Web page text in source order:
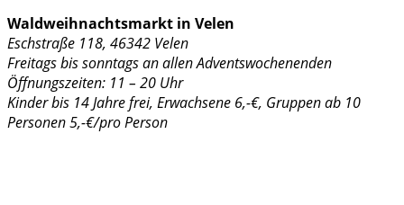
Waldweihnachtsmarkt in Velen
Eschstraße 118, 46342 Velen
Freitags bis sonntags an allen Adventswochenenden
Öffnungszeiten: 11 – 20 Uhr
Kinder bis 14 Jahre frei, Erwachsene 6,-€, Gruppen ab 10
Personen 5,-€/pro Person